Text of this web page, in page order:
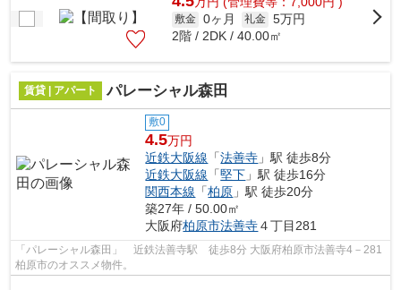
敷金 0ヶ月 礼金 5万円
2階 / 2DK / 40.00㎡
賃貸 | アパート パレーシャル森田
敷0
4.5万円
近鉄大阪線 「法善寺 」駅 徒歩8分
近鉄大阪線 「堅下 」駅 徒歩16分
関西本線 「柏原 」駅 徒歩20分
築27年 / 50.00㎡
大阪府柏原市法善寺４丁目281
「パレーシャル森田」 近鉄法善寺駅 徒歩8分 大阪府柏原市法善寺4－281
柏原市のオススメ物件。